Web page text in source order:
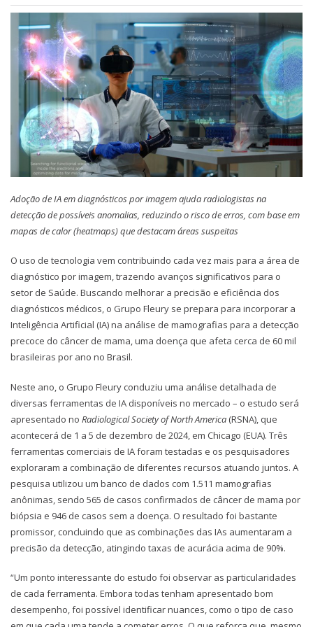
Adoção de IA em diagnósticos por imagem ajuda radiologistas na
detecção de possíveis anomalias, reduzindo o risco de erros, com base em
mapas de calor (heatmaps) que destacam áreas suspeitas
O uso de tecnologia vem contribuindo cada vez mais para a área de
diagnóstico por imagem, trazendo avanços significativos para o
setor de Saúde. Buscando melhorar a precisão e eficiência dos
diagnósticos médicos, o Grupo Fleury se prepara para incorporar a
Inteligência Artificial (IA) na análise de mamografias para a detecção
precoce do câncer de mama, uma doença que afeta cerca de 60 mil
brasileiras por ano no Brasil.
Neste ano, o Grupo Fleury conduziu uma análise detalhada de
diversas ferramentas de IA disponíveis no mercado – o estudo será
apresentado no Radiological Society of North America (RSNA), que
acontecerá de 1 a 5 de dezembro de 2024, em Chicago (EUA). Três
ferramentas comerciais de IA foram testadas e os pesquisadores
exploraram a combinação de diferentes recursos atuando juntos. A
pesquisa utilizou um banco de dados com 1.511 mamografias
anônimas, sendo 565 de casos confirmados de câncer de mama por
biópsia e 946 de casos sem a doença. O resultado foi bastante
promissor, concluindo que as combinações das IAs aumentaram a
precisão da detecção, atingindo taxas de acurácia acima de 90%.
“Um ponto interessante do estudo foi observar as particularidades
de cada ferramenta. Embora todas tenham apresentado bom
desempenho, foi possível identificar nuances, como o tipo de caso